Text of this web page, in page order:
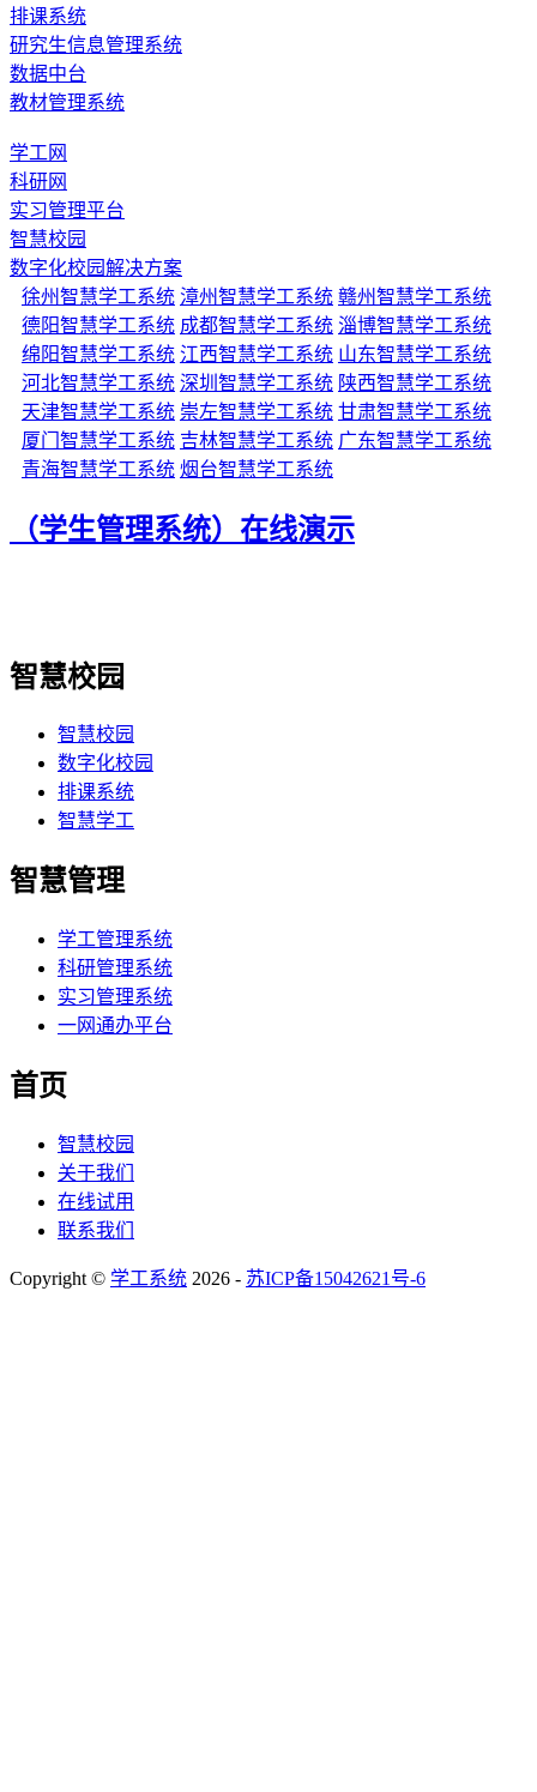
排课系统
研究生信息管理系统
数据中台
教材管理系统
学工网
科研网
实习管理平台
智慧校园
数字化校园解决方案
徐州智慧学工系统 漳州智慧学工系统 赣州智慧学工系统
德阳智慧学工系统 成都智慧学工系统 淄博智慧学工系统
绵阳智慧学工系统 江西智慧学工系统 山东智慧学工系统
河北智慧学工系统 深圳智慧学工系统 陕西智慧学工系统
天津智慧学工系统 崇左智慧学工系统 甘肃智慧学工系统
厦门智慧学工系统 吉林智慧学工系统 广东智慧学工系统
青海智慧学工系统 烟台智慧学工系统
（学生管理系统）在线演示
智慧校园
智慧校园
数字化校园
排课系统
智慧学工
智慧管理
学工管理系统
科研管理系统
实习管理系统
一网通办平台
首页
智慧校园
关于我们
在线试用
联系我们
Copyright © 学工系统 2026 - 苏ICP备15042621号-6